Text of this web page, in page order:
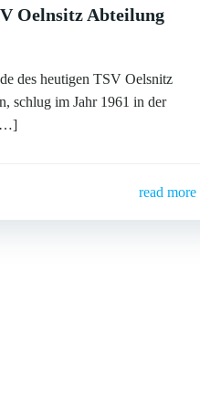
Oelnsitz Abteilung
des heutigen TSV Oelsnitz
schlug im Jahr 1961 in der
read more